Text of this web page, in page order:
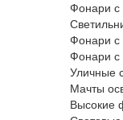
Фонари с
Фонари с
Фонари с
Уличные
Мачты
Высокие